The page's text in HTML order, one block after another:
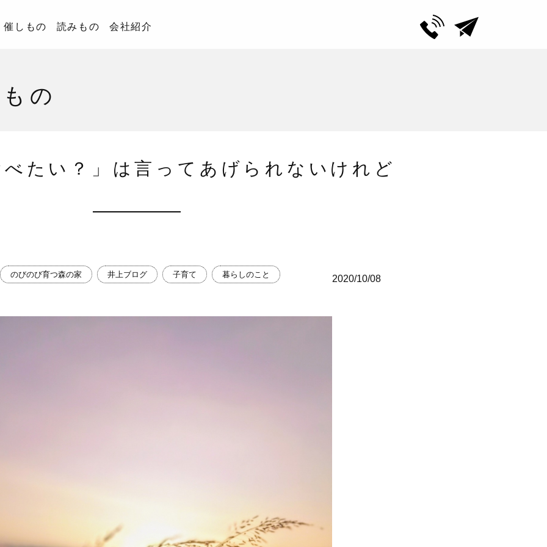
催しもの 読みもの 会社紹介
の
たい？」は言ってあげられないけれど
のびのび育つ森の家 井上ブログ 子育て 暮らしのこと 2020/10/08